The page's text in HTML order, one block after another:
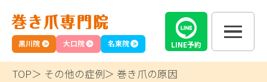
名東院
黒川院 大口院 LINE予約
TOP その他の症例 巻き爪の原因